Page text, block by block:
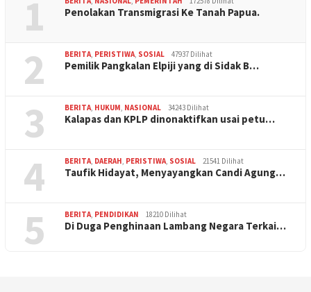
1 Penolakan Transmigrasi Ke Tanah Papua.
2 BERITA, PERISTIWA, SOSIAL 47937 Dilihat
Pemilik Pangkalan Elpiji yang di Sidak B…
3 BERITA, HUKUM, NASIONAL 34243 Dilihat
Kalapas dan KPLP dinonaktifkan usai petu…
4 BERITA, DAERAH, PERISTIWA, SOSIAL 21541 Dilihat
Taufik Hidayat, Menyayangkan Candi Agung…
5 BERITA, PENDIDIKAN 18210 Dilihat
Di Duga Penghinaan Lambang Negara Terkai…